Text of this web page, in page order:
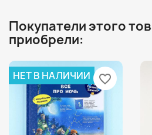
Покупатели этого
приобрели:
НЕТ В НАЛИЧИИ favorite_border